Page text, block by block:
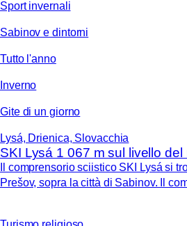
Sport invernali
Sabinov e dintorni
Tutto l'anno
Inverno
Gite di un giorno
Lysá, Drienica, Slovacchia
SKI Lysá 1 067 m sul livello del
Il comprensorio sciistico SKI Lysá si
Prešov, sopra la città di Sabinov. Il